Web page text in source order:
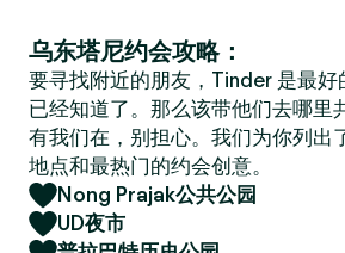
乌东塔尼约会攻略：
要寻找附近的朋友，Tinder 是最好
已经知道了。那么该带他们去哪里
有我们在，别担心。我们为你列出
地点和最热门的约会创意。
Nong Prajak公共公园
UD夜市